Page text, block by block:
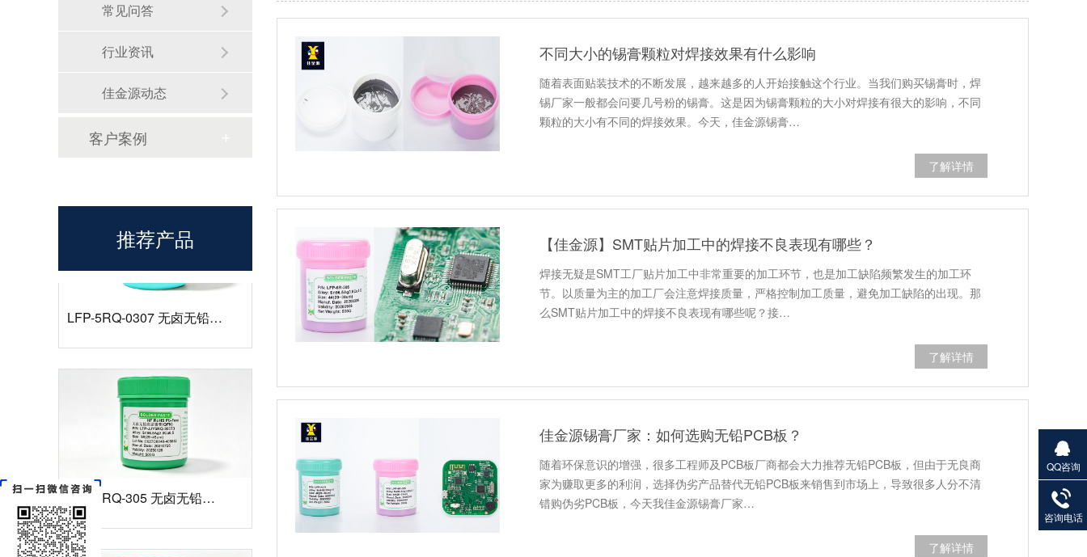
不同大小的锡膏颗粒对焊接效果有什么影响
随着表面贴装技术的不断发展，越来越多的人开始接触这个行业。当我们购买锡膏时，焊
锡厂家一般都会问要几号粉的锡膏。这是因为锡膏颗粒的大小对焊接有很大的影响，不同
颗粒的大小有不同的焊接效果。今天，佳金源锡膏…
了解详情
【佳金源】SMT贴片加工中的焊接不良表现有哪些？
焊接无疑是SMT工厂贴片加工中非常重要的加工环节，也是加工缺陷频繁发生的加工环
节。以质量为主的加工厂会注意焊接质量，严格控制加工质量，避免加工缺陷的出现。那
么SMT贴片加工中的焊接不良表现有哪些呢？接…
了解详情
佳金源锡膏厂家：如何选购无铅PCB板？
随着环保意识的增强，很多工程师及PCB板厂商都会大力推荐无铅PCB板，但由于无良商
家为赚取更多的利润，选择伪劣产品替代无铅PCB板来销售到市场上，导致很多人分不清
错购伪劣PCB板，今天我佳金源锡膏厂家…
了解详情
常见问答
行业资讯
佳金源动态
客户案例
推荐产品
LFP-5RQ-305 无卤无铅高温锡膏
QQ咨询
27901383
82
咨询电话